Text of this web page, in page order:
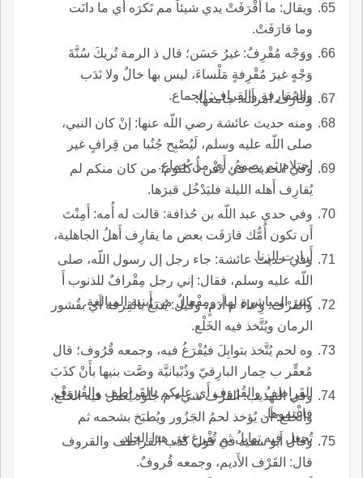
ويقال: ما أَقْرَفَتْ يدي شيئاً مم تَكرَه أَي ما دانَت
وما قارَفَتْ.
ووَجْه مُقْرِفٌ: غيرُ حَسَن؛ قال ذ الرمة تُريكَ سُنَّةَ
وَجْهٍ غيرَ مُقْرِفةٍ مَلْساءَ، ليس بها خالٌ ولا نَدَب
والمُقارفة والقِراف: الجماع.
وقارَف امرأَته: جامعها.
ومنه حديث عائشة رضي اللّه عنها: إنْ كان النبي،
صلى اللّه عليه وسلم، لَيُصْبِح جُنُبا من قِرافٍ غير
احتلام ثم يصومُ، أَي من جماع.
وفي الحديث في دَفْن أُ كُلثوم: من كان منكم لم
يُقارِف أَهله الليلة فليَدْخُل قبرَها.
وفي حدي عبد اللّه بن حُذافة: قالت له أُمه: أَمِنْتَ
أَن تكون أُمُّك قارَفَت بعض ما يقارِف أَهلُ الجاهلية،
أَرادت الزنا.
وفي حديث عائشة: جاء رجل إل رسول اللّه، صلى
اللّه عليه وسلم، فقال: إني رجل مِقْرافٌ للذنوب أَ
كثير المباشرة لها، ومِفْعالٌ من أَبنية المبالغة.
والقَرْف: وِعاء م أَدَمٍ، وقيل: يُدبَغُ بالقِرفة أَي بقُشور
الرمان ويُتَّخذ فيه الخَلْع.
وه لحم يُتَّخذ بتوابِلَ فيُفْرَغُ فيه، وجمعه قُرُوف؛ قال
مُعقِّر ب حِمار البارِقيّ وذُبْيانيَّة وصَّت بنيها بأَنْ كذَبَ
القَراطِفُ والقُرُوف أَي عليكم بالقَراطِف والقُروف
فاغْنموها.
وفي التهذيب: القَرْف شيء م جُلود يُعمل فيه الخَلْع،
والخَلع: أَن يُؤخذ لحمُ الجَزُور ويُطبَخ بشحمه ثم
تُجعل فيه توابلُ ثم تُفْرغ في هذا الجلد.
وقال أَبو سعيد في قول كذَب القراطف والقروف
قال: القَرْف الأَديم، وجمعه قُروفٌ.